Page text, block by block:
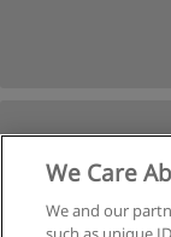
We Care
We and our